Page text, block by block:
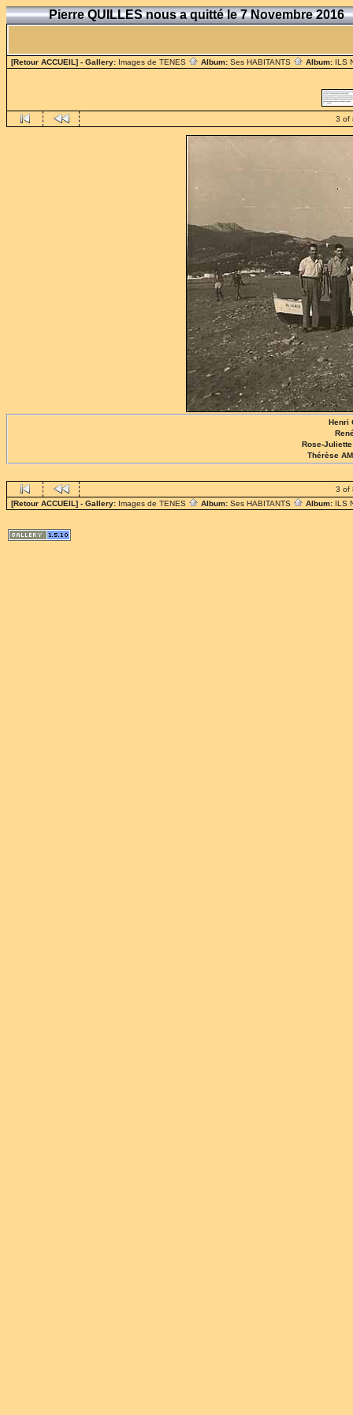
Pierre QUILLES nous a quitté le 7 Novembre 2016
[Retour ACCUEIL] - Gallery: Images de TENES Album: Ses HABITANTS Album: ILS
3 of
Henri
Rose-Juliette
Thérèse
3 of
[Retour ACCUEIL] - Gallery: Images de TENES Album: Ses HABITANTS Album: ILS